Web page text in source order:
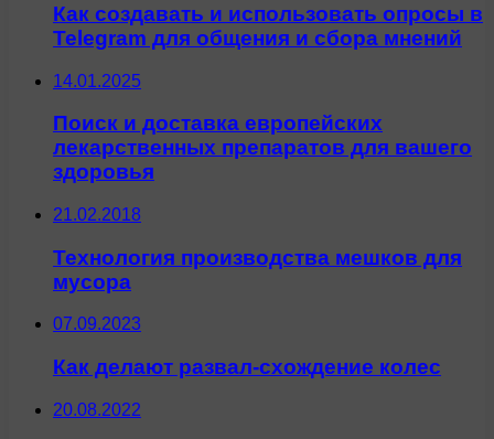
Как создавать и использовать опросы в
Telegram для общения и сбора мнений
14.01.2025
Поиск и доставка европейских
лекарственных препаратов для вашего
здоровья
21.02.2018
Технология производства мешков для
мусора
07.09.2023
Как делают развал-схождение колес
20.08.2022